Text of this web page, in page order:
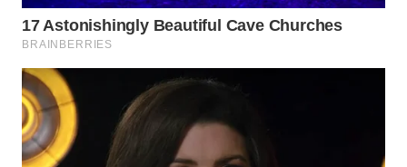
WN
WN
TAPANULI
UTARA